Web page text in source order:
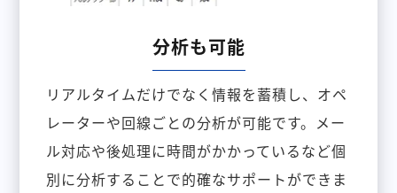
分析も可能
リアルタイムだけでなく情報を蓄積し、オペ
レーターや回線ごとの分析が可能です。メー
ル対応や後処理に時間がかかっているなど個
別に分析することで的確なサポートができま